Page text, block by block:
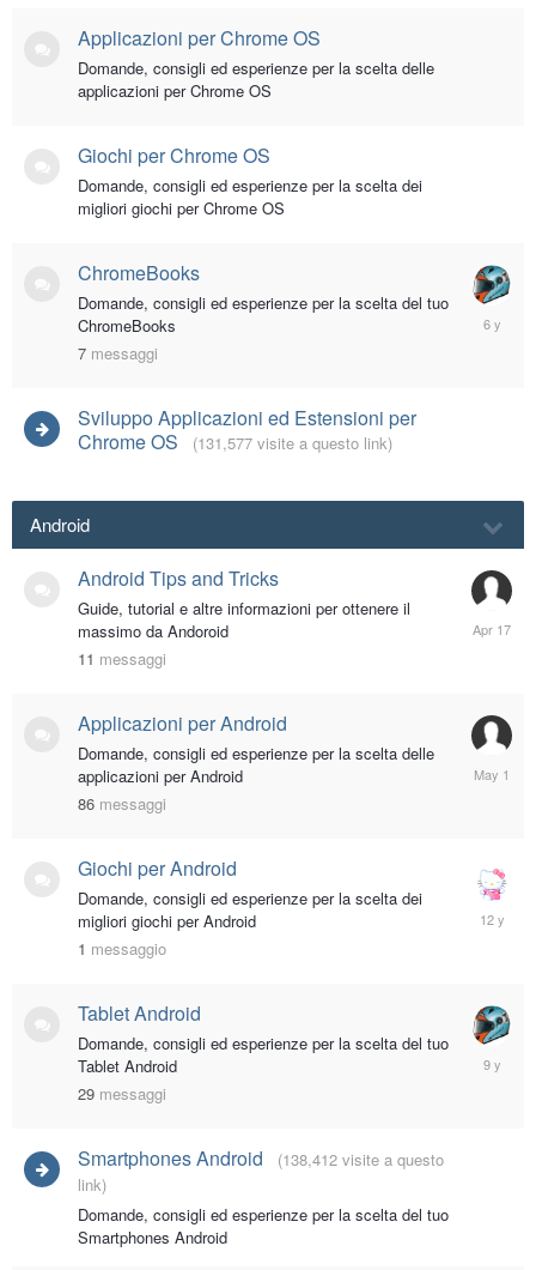
Applicazioni per Chrome OS
Domande, consigli ed esperienze per la scelta delle
applicazioni per Chrome OS
Giochi per Chrome OS
Domande, consigli ed esperienze per la scelta dei
migliori giochi per Chrome OS
ChromeBooks
Domande, consigli ed esperienze per la scelta del tuo
ChromeBooks
7 messaggi
28,
Sviluppo Applicazioni ed Estensioni per
Chrome OS
(131,577 visite a questo link)
Android
Android Tips and Tricks
Guide, tutorial e altre informazioni per ottenere il
massimo da Andoroid
11 messaggi
April
17
Applicazioni per Android
Domande, consigli ed esperienze per la scelta delle
applicazioni per Android
86 messaggi
May
1
Giochi per Android
Domande, consigli ed esperienze per la scelta dei
migliori giochi per Android
1 messaggio
1,
Tablet Android
Domande, consigli ed esperienze per la scelta del tuo
Tablet Android
29 messaggi
June
27,
Smartphones Android
(138,412 visite a questo
link)
Domande, consigli ed esperienze per la scelta del tuo
Smartphones Android